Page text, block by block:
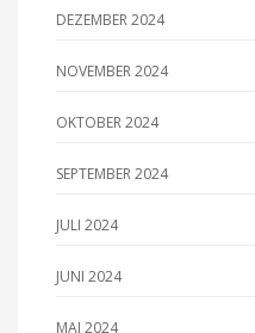
DEZEMBER 2024
NOVEMBER 2024
OKTOBER 2024
SEPTEMBER 2024
JULI 2024
JUNI 2024
MAI 2024